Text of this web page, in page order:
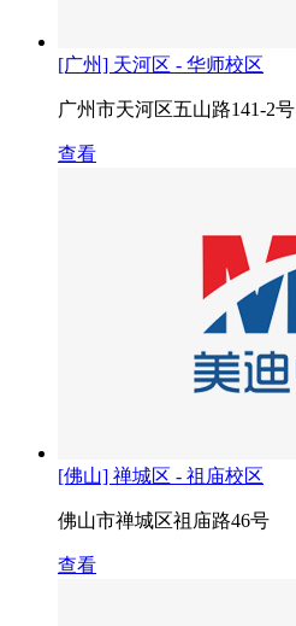
[广州] 天河区 - 华师校区
广州市天河区五山路141-2号
查看
[佛山] 禅城区 - 祖庙校区
佛山市禅城区祖庙路46号
查看